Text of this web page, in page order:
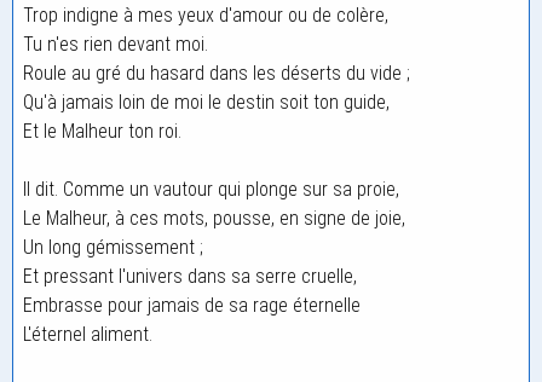
Trop indigne à mes yeux d'amour ou de colère,
Tu n'es rien devant moi.
Roule au gré du hasard dans les déserts du vide ;
Qu'à jamais loin de moi le destin soit ton guide,
Et le Malheur ton roi.
Il dit. Comme un vautour qui plonge sur sa proie,
Le Malheur, à ces mots, pousse, en signe de joie,
Un long gémissement ;
Et pressant l'univers dans sa serre cruelle,
Embrasse pour jamais de sa rage éternelle
L'éternel aliment.